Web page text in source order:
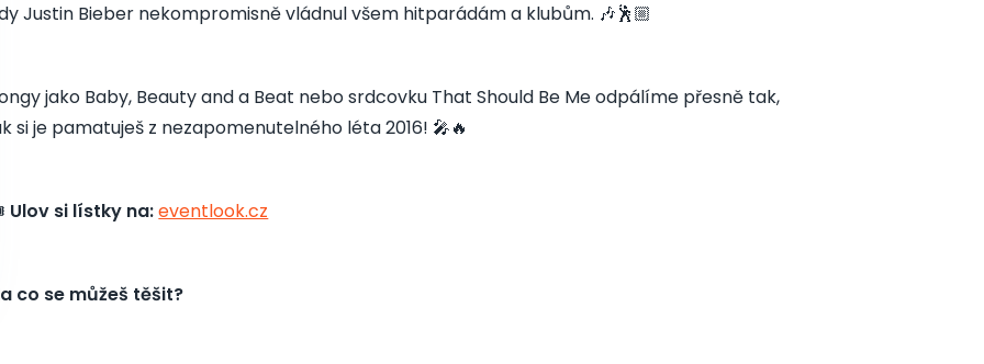
Justin Bieber nekompromisně vládnul všem hitparádám a klubům. 🎶🕺🏼
jako Baby, Beauty and a Beat nebo srdcovku That Should Be Me odpálíme přesně tak,
si je pamatuješ z nezapomenutelného léta 2016! 🎤🔥
Ulov si lístky na:eventlook.cz
co se můžeš těšit?